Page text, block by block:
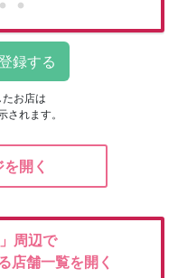
お店は
されます。
開く
」周辺で
店舗一覧を開く